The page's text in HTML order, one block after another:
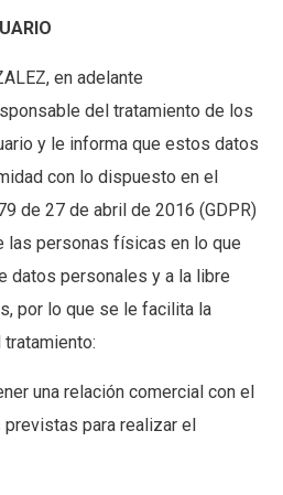
en adelante
del tratamiento de los
y le informa que estos datos
con lo dispuesto en el
de 27 de abril de 2016 (GDPR)
las personas físicas en lo que
datos personales y a la libre
por lo que se le facilita la
una relación comercial con el
para realizar el